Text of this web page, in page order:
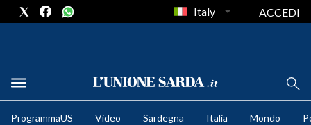
METEO
Italy ACCEDI
ProgrammaUS Video Sardegna Italia Mondo